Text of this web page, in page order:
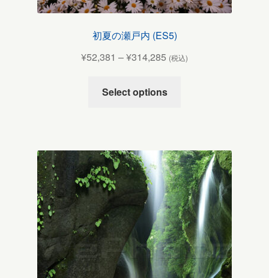
初夏の瀬戸内 (ES5)
¥52,381 –¥314,285 (税込)
Select options